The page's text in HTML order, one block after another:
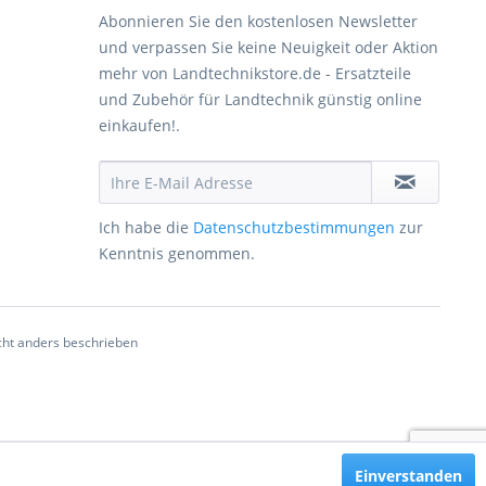
Abonnieren Sie den kostenlosen Newsletter
und verpassen Sie keine Neuigkeit oder Aktion
mehr von Landtechnikstore.de - Ersatzteile
und Zubehör für Landtechnik günstig online
einkaufen!.
Ich habe die Datenschutzbestimmungen zur
Kenntnis genommen.
anders beschrieben
Einverstanden